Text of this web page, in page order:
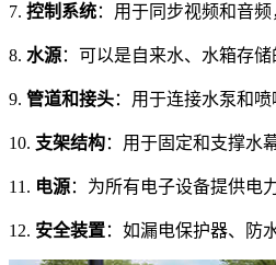
7. 控制系统：用于同步视频和音频
8. 水源：可以是自来水、水箱存储
9. 管道和接头：用于连接水泵和喷
10. 支架结构：用于固定和支撑水
11. 电源：为所有电子设备提供电力
12. 安全装置：如漏电保护器、防